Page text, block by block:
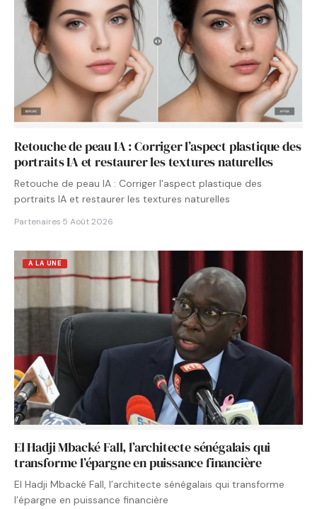
Retouche de peau IA : Corriger l’aspect plastique des
portraits IA et restaurer les textures naturelles
Retouche de peau IA : Corriger l'aspect plastique des
portraits IA et restaurer les textures naturelles
Partenaires·5 Août 2026
A LA UNE
El Hadji Mbacké Fall, l’architecte sénégalais qui
transforme l’épargne en puissance financière
El Hadji Mbacké Fall, l’architecte sénégalais qui transforme
l’épargne en puissance financière